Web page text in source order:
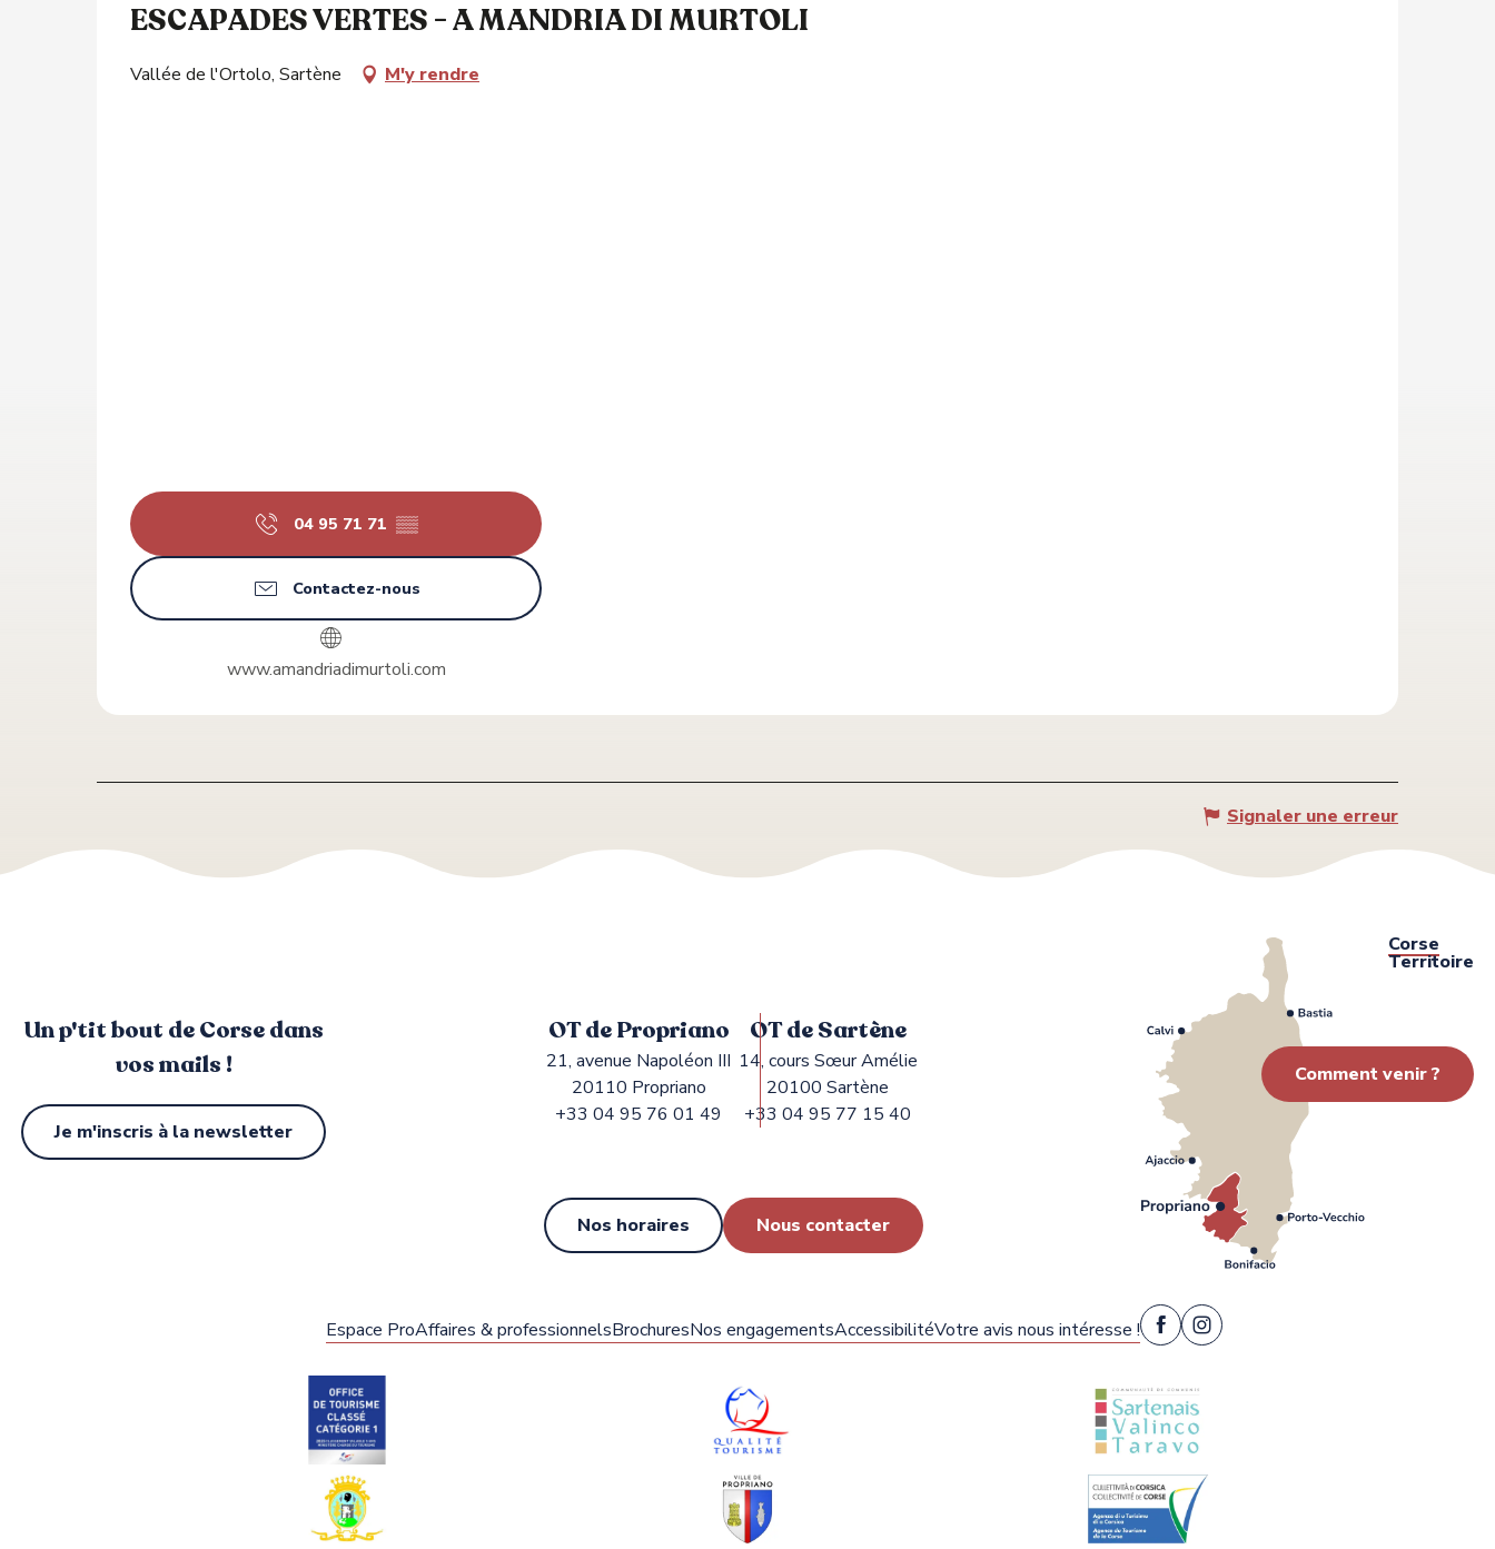
ESCAPADES VERTES - A MANDRIA DI MURTOLI
Vallée de l'Ortolo, Sartène M'y rendre
04 95 71 71 ▒▒
Contactez-nous
www.amandriadimurtoli.com
Signaler une erreur
Un p'tit bout de Corse dans
vos mails !
Je m'inscris à la newsletter
OT de Propriano
21, avenue Napoléon III
20110 Propriano
+33 04 95 76 01 49
OT de Sartène
14, cours Sœur Amélie
20100 Sartène
+33 04 95 77 15 40
Nos horaires Nous contacter
Espace ProAffaires & professionnelsBrochuresNos engagementsAccessibilitéVotre avis nous intéresse !
Corse
Territoire
Comment venir ?